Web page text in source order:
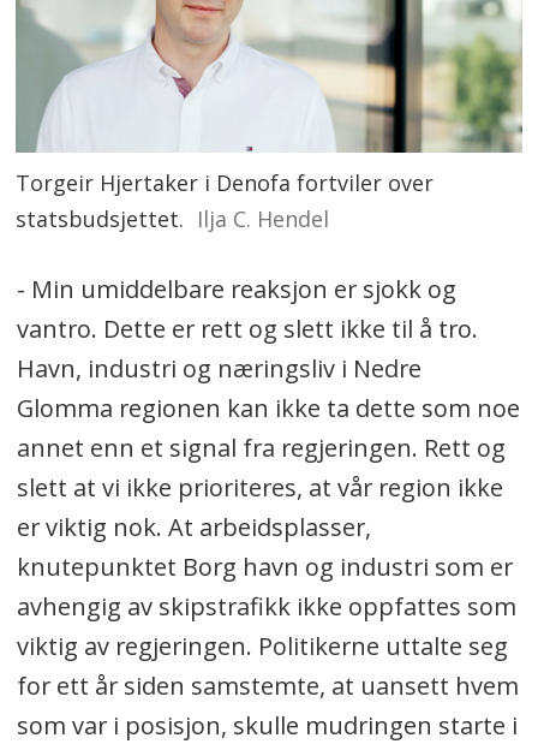
Torgeir Hjertaker i Denofa fortviler over
statsbudsjettet. Ilja C. Hendel
- Min umiddelbare reaksjon er sjokk og
vantro. Dette er rett og slett ikke til å tro.
Havn, industri og næringsliv i Nedre
Glomma regionen kan ikke ta dette som noe
annet enn et signal fra regjeringen. Rett og
slett at vi ikke prioriteres, at vår region ikke
er viktig nok. At arbeidsplasser,
knutepunktet Borg havn og industri som er
avhengig av skipstrafikk ikke oppfattes som
viktig av regjeringen. Politikerne uttalte seg
for ett år siden samstemte, at uansett hvem
som var i posisjon, skulle mudringen starte i